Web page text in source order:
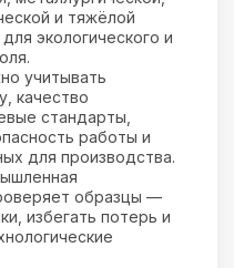
и тяжёлой
экологического и
учитывать
качество
стандарты,
работы и
для производства.
образцы —
избегать потерь и